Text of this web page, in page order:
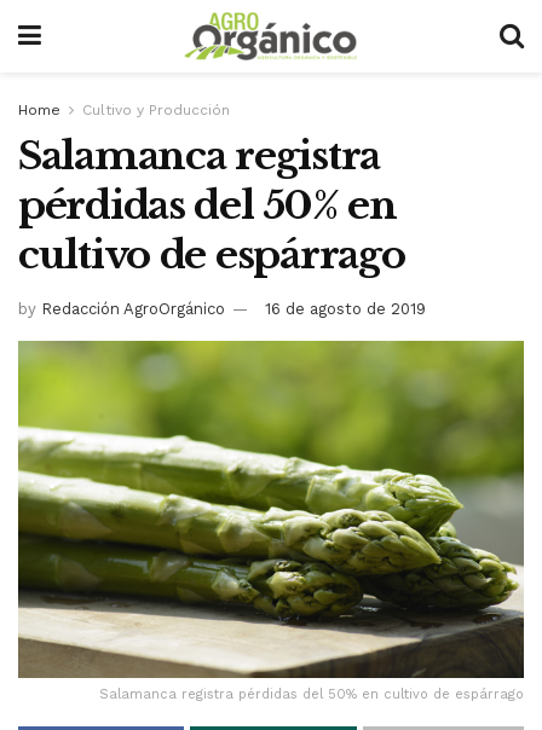
Home Cultivo y Producción
Salamanca registra
pérdidas del 50% en
cultivo de espárrago
by Redacción AgroOrgánico 16 de agosto de 2019
Salamanca registra pérdidas del 50% en cultivo de espárrago